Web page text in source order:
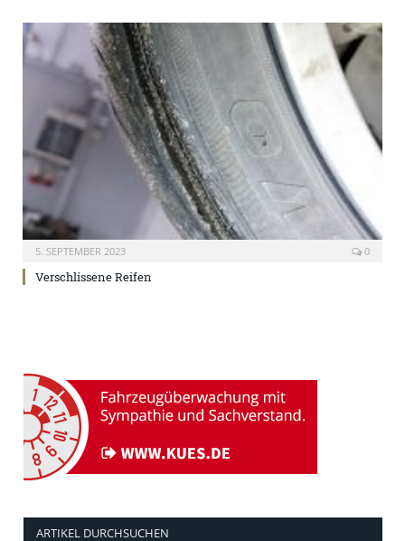
5. SEPTEMBER 2023 0
Verschlissene Reifen
ARTIKEL DURCHSUCHEN